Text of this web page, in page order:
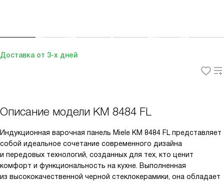
Доставка от 3-х дней
Описание модели KM 8484 FL
Индукционная варочная панель Miele KM 8484 FL представляет
собой идеальное сочетание современного дизайна
и передовых технологий, созданных для тех, кто ценит
комфорт и функциональность на кухне. Выполненная
из высококачественной черной стеклокерамики, она обладает